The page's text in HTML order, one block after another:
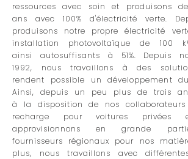
ressources avec soin et produisons
ans avec 100% d'électricité verte.
produisons notre propre électricité
installation photovoltaïque de 100
ainsi autosuffisants à 51%. Depuis
1992, nous travaillons à des
rendent possible un développement
Ainsi, depuis un peu plus de trois
à la disposition de nos
recharge pour voitures privées
approvisionnons en grande
fournisseurs régionaux pour nos
plus, nous travaillons avec